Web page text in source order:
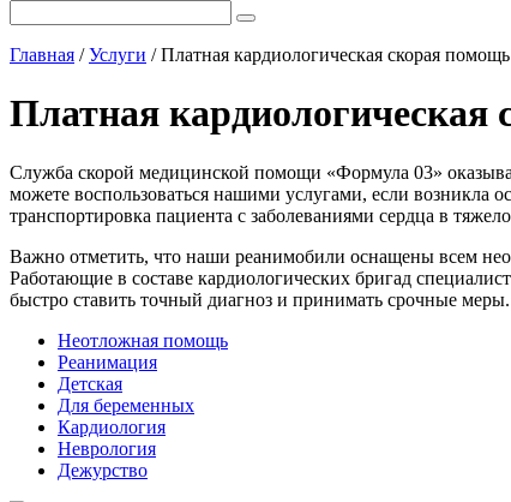
Главная /Услуги /Платная кардиологическая скорая помощь
Платная кардиологическая
Служба скорой медицинской помощи «Формула 03»
можете воспользоваться нашими услугами, если возникла
транспортировка пациента с заболеваниями сердца в
Важно отметить, что наши реанимобили оснащены всем
Работающие в составе кардиологических бригад
быстро ставить точный диагноз и принимать срочные меры.
Неотложная помощь
Реанимация
Детская
Для беременных
Кардиология
Неврология
Дежурство